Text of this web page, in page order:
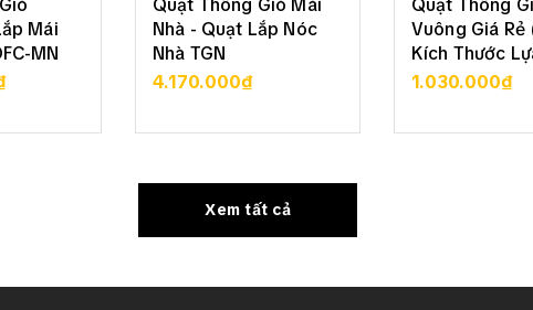
Mái
MN
Nhà - Quạt Lắp Nóc
Nhà TGN
4.170.000₫
XEM CHI TIẾT
Vuông Giá Rẻ
Kích Thước
1.030.000₫
XEM CHI
Xem tất cả